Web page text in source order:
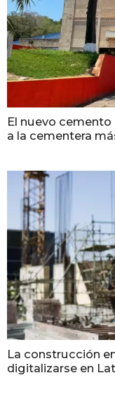
El nuevo
a la cementera
La construcción
digitalizarse en